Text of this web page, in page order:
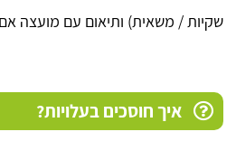
שקיות / משאית) ותיאום עם מועצה
איך חוסכים בעלויות?